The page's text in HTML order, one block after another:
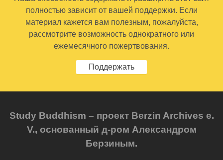
полностью зависит от вашей поддержки. Если
материал кажется вам полезным, пожалуйста,
рассмотрите возможность однократного или
ежемесячного пожертвования.
Поддержать
Study Buddhism – проект Berzin Archives e.
V., основанный д-ром Александром
Берзиным.